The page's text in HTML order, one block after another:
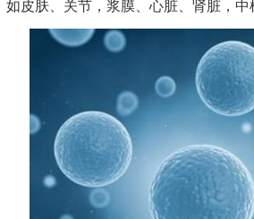
如皮肤、关节，浆膜、心脏、肾脏，中